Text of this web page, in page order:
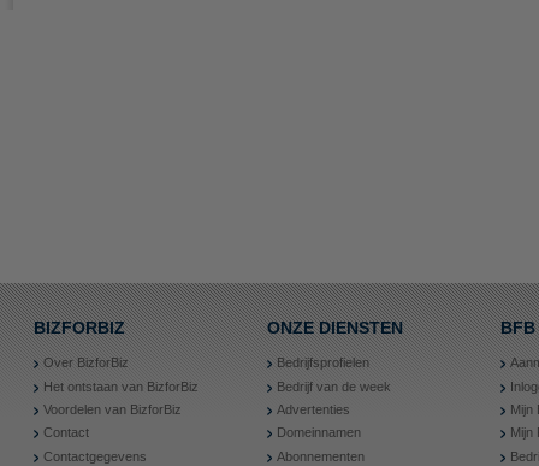
BIZFORBIZ
Over BizforBiz
Het ontstaan van BizforBiz
Voordelen van BizforBiz
Contact
Contactgegevens
ONZE DIENSTEN
Bedrijfsprofielen
Bedrijf van de week
Advertenties
Domeinnamen
Abonnementen
BFB
Mijn
Mijn